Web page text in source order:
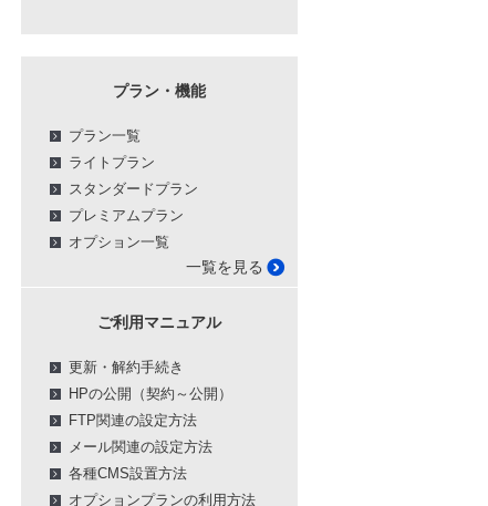
プラン・機能
プラン一覧
ライトプラン
スタンダードプラン
プレミアムプラン
オプション一覧
一覧を見る
ご利用マニュアル
更新・解約手続き
HPの公開（契約～公開）
FTP関連の設定方法
メール関連の設定方法
各種CMS設置方法
オプションプランの利用方法